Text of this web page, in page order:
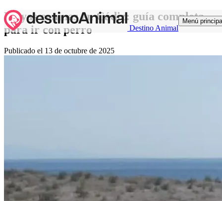
Destino Animal
Menú
Playas caninas en Cádiz: guía completa
para ir con perro
Publicado el 13 de octubre de 2025